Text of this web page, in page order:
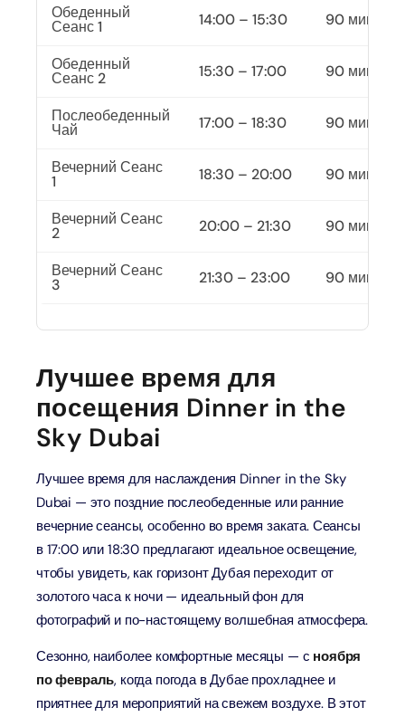
Обеденный
Сеанс 1 14:00 – 15:30 90 минут
Обеденный
Сеанс 2 15:30 – 17:00 90 минут
Послеобеденный
Чай 17:00 – 18:30 90 минут
Вечерний Сеанс
1 18:30 – 20:00 90 минут
Вечерний Сеанс
2 20:00 – 21:30 90 минут
Вечерний Сеанс
3 21:30 – 23:00 90 минут
Лучшее время для
посещения Dinner in the
Sky Dubai
Лучшее время для наслаждения Dinner in the Sky
Dubai — это поздние послеобеденные или ранние
вечерние сеансы, особенно во время заката. Сеансы
в 17:00 или 18:30 предлагают идеальное освещение,
чтобы увидеть, как горизонт Дубая переходит от
золотого часа к ночи — идеальный фон для
фотографий и по-настоящему волшебная атмосфера.
Сезонно, наиболее комфортные месяцы — с ноября
по февраль, когда погода в Дубае прохладнее и
приятнее для мероприятий на свежем воздухе. В этот